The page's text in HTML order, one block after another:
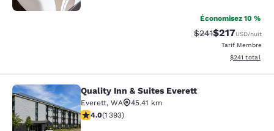
Économisez 10 %
Tarif barré :
$241Tarif réduit :
$217USD/nuit
Tarif Membre
Afficher les
$241 total
Quality Inn & Suites Everett
Quality Inn & Suites Everett
Everett, WA
45.41 km
3.98 étoiles. Bien. 1393 commentaires
4.0(1 393)